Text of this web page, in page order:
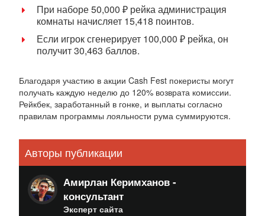
При наборе 50,000 ₽ рейка администрация
комнаты начисляет 15,418 поинтов.
Если игрок сгенерирует 100,000 ₽ рейка, он
получит 30,463 баллов.
Благодаря участию в акции Cash Fest покеристы могут
получать каждую неделю до 120% возврата комиссии.
Рейкбек, заработанный в гонке, и выплаты согласно
правилам программы лояльности рума суммируются.
Авторы публикации
Амирлан Керимханов -
консультант
Эксперт сайта